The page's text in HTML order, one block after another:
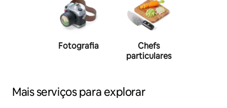
Fotografia
Chefs
particulares
Mais serviços para explorar